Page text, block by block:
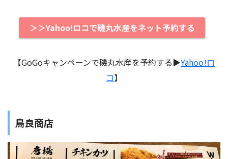
＞＞Yahoo!ロコで磯丸水産をネット予約する
【GoGoキャンペーンで磯丸水産を予約する▶︎Yahoo!ロ
コ】
鳥良商店